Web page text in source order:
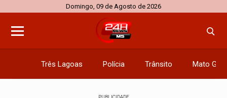
Domingo, 09 de Agosto de 2026
Três Lagoas Polícia Trânsito Mato